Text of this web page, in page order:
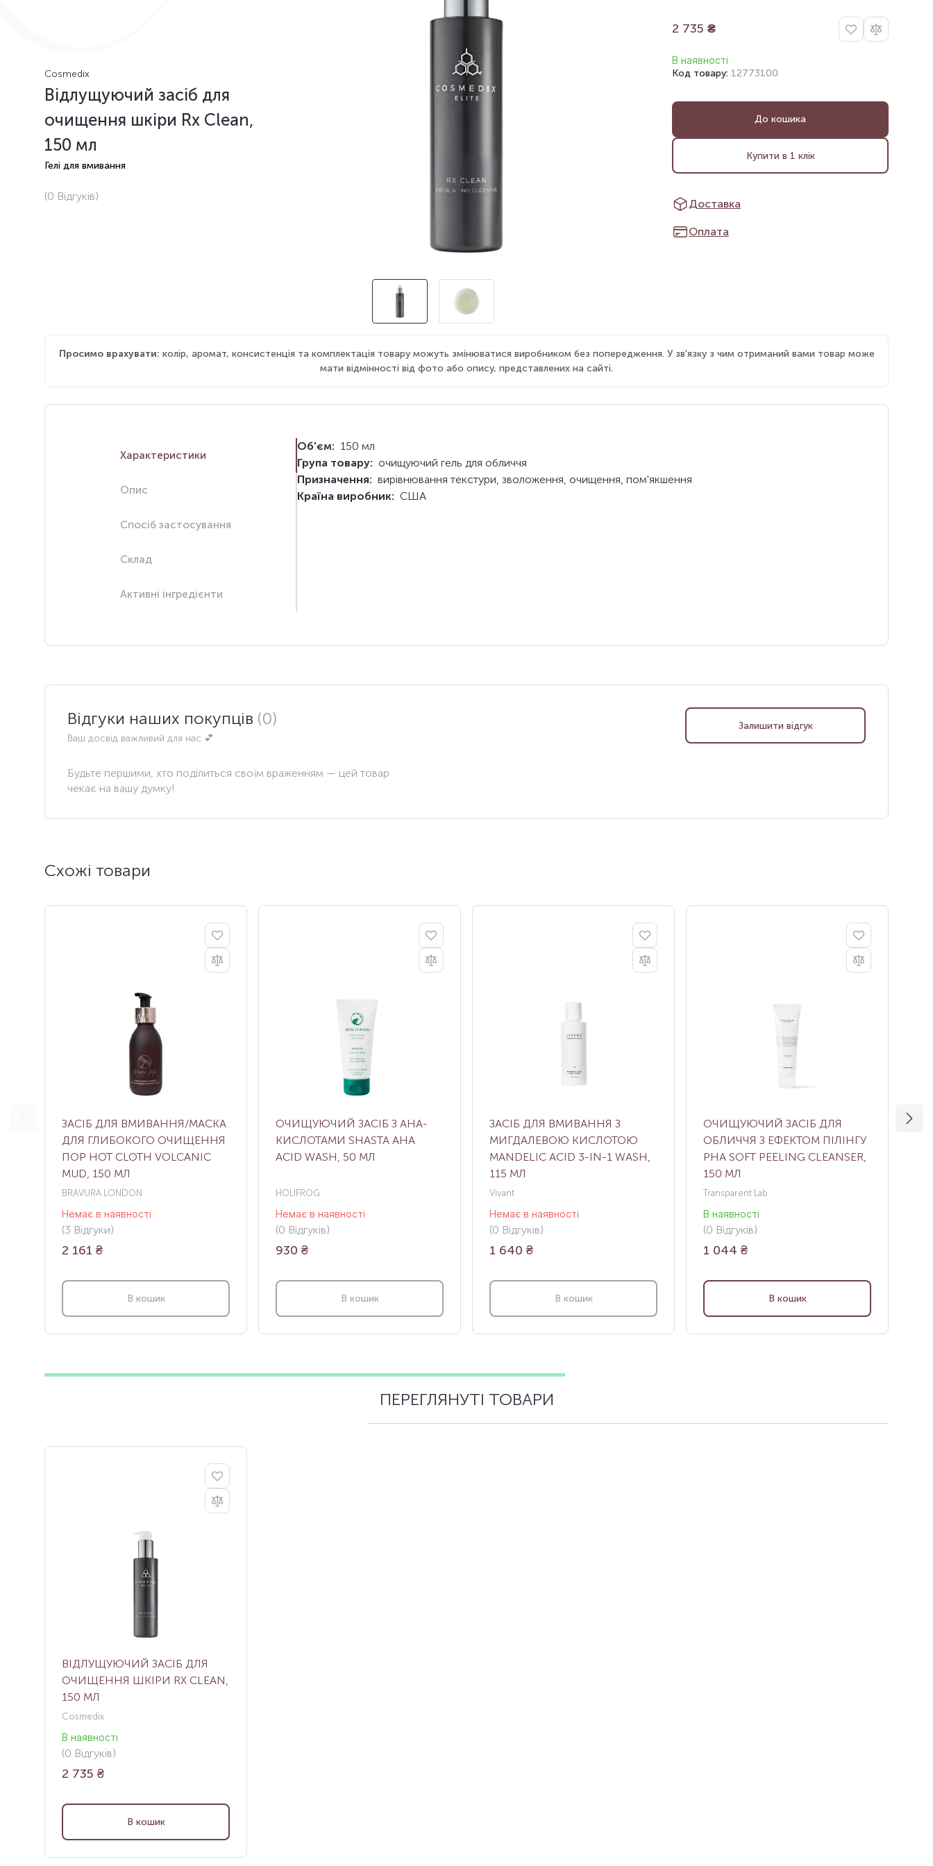
Cosmedix
Відлущуючий засіб для
очищення шкіри Rx Clean,
150 мл
Гелі для вмивання
(0 Відгуків)
2 735 ₴
В наявності
Код товару: 12773100
До кошика
Купити в 1 клік
Доставка
Оплата
Просимо врахувати: колір, аромат, консистенція та комплектація товару можуть змінюватися виробником без попередження. У зв'язку з чим отриманий вами товар може
мати відмінності від фото або опису, представлених на сайті.
Характеристики
Опис
Спосіб застосування
Склад
Активні інгредієнти
Об'єм: 150 мл
Група товару: очищуючий гель для обличчя
Призначення: вирівнювання текстури, зволоження, очищення, пом'якшення
Країна виробник: США
Відгуки наших покупців (0)
Ваш досвід важливий для нас 💕
Залишити відгук
Будьте першими, хто поділиться своїм враженням — цей товар
чекає на вашу думку!
Схожі товари
ЗАСІБ ДЛЯ ВМИВАННЯ/МАСКА
ДЛЯ ГЛИБОКОГО ОЧИЩЕННЯ
ПОР HOT CLOTH VOLCANIC
MUD, 150 МЛ
BRAVURA LONDON
Немає в наявності
(3 Відгуки)
2 161 ₴
В кошик
ОЧИЩУЮЧИЙ ЗАСІБ З AHA-
КИСЛОТАМИ SHASTA AHA
ACID WASH, 50 МЛ
HOLIFROG
Немає в наявності
(0 Відгуків)
930 ₴
В кошик
ЗАСІБ ДЛЯ ВМИВАННЯ З
МИГДАЛЕВОЮ КИСЛОТОЮ
MANDELIC ACID 3-IN-1 WASH,
115 МЛ
Vivant
Немає в наявності
(0 Відгуків)
1 640 ₴
В кошик
ОЧИЩУЮЧИЙ ЗАСІБ ДЛЯ
ОБЛИЧЧЯ З ЕФЕКТОМ ПІЛІНГУ
PHA SOFT PEELING CLEANSER,
150 МЛ
Transparent Lab
В наявності
(0 Відгуків)
1 044 ₴
В кошик
ПЕРЕГЛЯНУТІ ТОВАРИ
ВІДЛУЩУЮЧИЙ ЗАСІБ ДЛЯ
ОЧИЩЕННЯ ШКІРИ RX CLEAN,
150 МЛ
Cosmedix
В наявності
(0 Відгуків)
2 735 ₴
В кошик